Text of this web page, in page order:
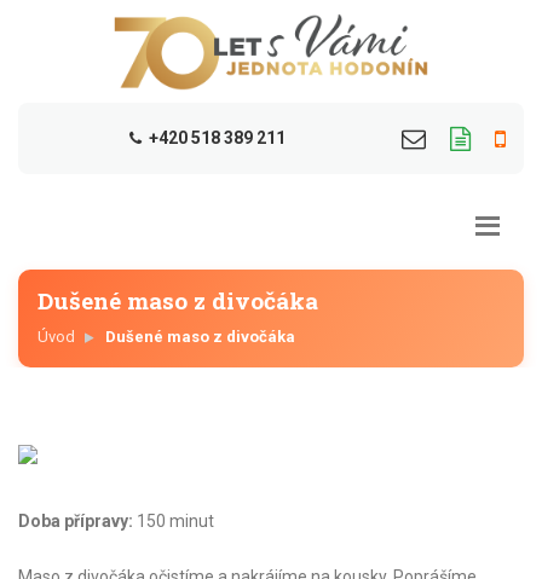
+420 518 389 211
Dušené maso z divočáka
Úvod Dušené maso z divočáka
Doba přípravy: 150 minut